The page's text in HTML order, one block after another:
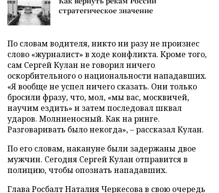
стратегическое значение
По словам водителя, никто ни разу не произнес
слово «журналист» в ходе конфликта. Кроме того,
сам Сергей Кулан не говорил ничего
оскорбительного о национальности нападавших.
«Я вообще не успел ничего сказать. Они только
бросили фразу, что, мол, «мы вас, москвичей,
научим ездить» и затем последовал шквал
ударов. Молниеносный. Как на ринге.
Разговаривать было некогда», – рассказал Кулан.
По его словам, накануне были задержаны двое
мужчин. Сегодня Сергей Кулан отправится в
полицию, чтобы опознать нападавших.
Глава Росбалт Наталия Черкесова в свою очередь